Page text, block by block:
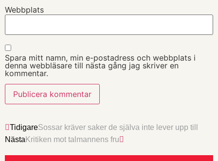
Webbplats
Spara mitt namn, min e-postadress och webbplats i
denna webbläsare till nästa gång jag skriver en
kommentar.
TidigareSossar kräver saker de själva inte lever upp till
Nästa Kritiken mot talmannens fru